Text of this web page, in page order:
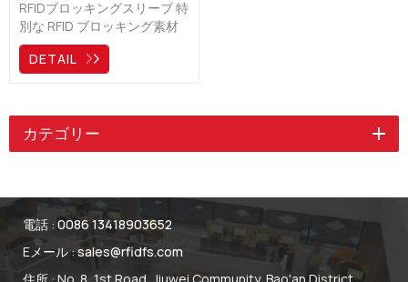
RFIDブロッキングスリーブ 特
別な RFID ブロッキング素材
であるアルミホイル紙、裏地
の内側の最先端の RFID シー
護する可能性があります。
DETAIL
カテゴリー
電話 : 0086 13418903652
Eメール :sales@rfidfs.com